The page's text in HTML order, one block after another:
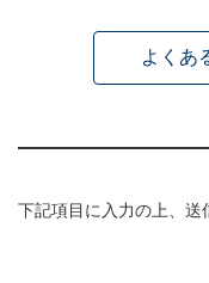
よくあ
下記項目に入力の上、送